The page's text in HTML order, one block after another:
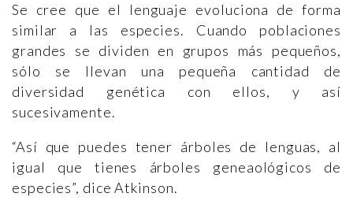
Se cree que el lenguaje evoluciona de forma
similar a las especies. Cuando poblaciones
grandes se dividen en grupos más pequeños,
sólo se llevan una pequeña cantidad de
diversidad genética con ellos, y así
sucesivamente.
“Así que puedes tener árboles de lenguas, al
igual que tienes árboles geneaológicos de
especies”, dice Atkinson.